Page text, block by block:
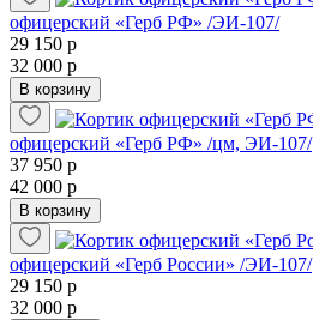
офицерский «Герб РФ» /ЭИ-107/
29 150 р
32 000 р
В корзину
офицерский «Герб РФ» /цм, ЭИ-107/
37 950 р
42 000 р
В корзину
офицерский «Герб России» /ЭИ-107/
29 150 р
32 000 р